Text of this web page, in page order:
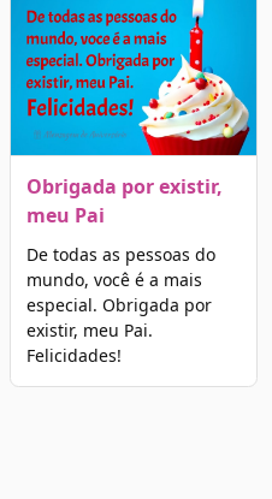
Obrigada por existir,
meu Pai
De todas as pessoas do
mundo, você é a mais
especial. Obrigada por
existir, meu Pai.
Felicidades!